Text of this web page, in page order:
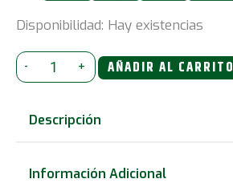
Disponibilidad: Hay existencias
-
Quemador
de
incienso
signos
+ AÑADIR AL CARRITO
Descripción
Información Adicional